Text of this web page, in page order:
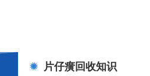
片仔癀回收知识